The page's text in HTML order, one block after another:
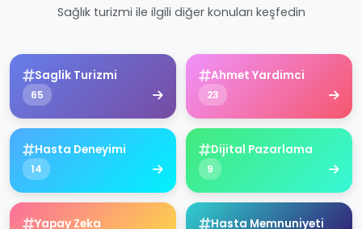
Sağlık turizmi ile ilgili diğer konuları keşfedin
Saglik Turizmi
65
Ahmet Yardimci
23
Hasta Deneyimi
14
Dijital Pazarlama
9
Yapay Zeka Hasta Memnuniyeti